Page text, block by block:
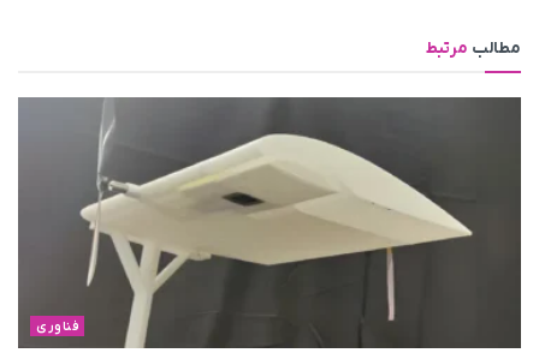
مطالب مرتبط
فناوری